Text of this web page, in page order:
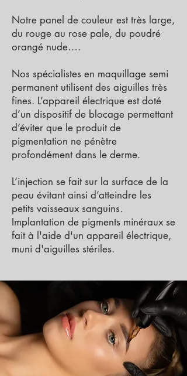
Notre panel de couleur est très large,
du rouge au rose pale, du poudré
orangé nude….
Nos spécialistes en maquillage semi
permanent utilisent des aiguilles très
fines. L’appareil électrique est doté
d’un dispositif de blocage permettant
d’éviter que le produit de
pigmentation ne pénètre
profondément dans le derme.
L’injection se fait sur la surface de la
peau évitant ainsi d’atteindre les
petits vaisseaux sanguins.
Implantation de pigments minéraux se
fait à l'aide d'un appareil électrique,
muni d'aiguilles stériles.